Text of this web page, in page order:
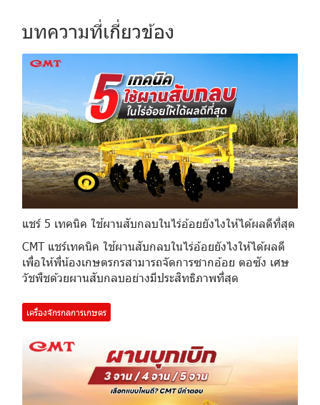
บทความที่เกี่ยวข้อง
แชร์ 5 เทคนิค ใช้ผานสับกลบในไร่อ้อยยังไงให้ได้ผลดีที่สุด
CMT แชร์เทคนิค ใช้ผานสับกลบในไร่อ้อยยังไงให้ได้ผลดี
เพื่อให้พี่น้องเกษตรกรสามารถจัดการซากอ้อย ตอซัง เศษ
วัชพืชด้วยผานสับกลบอย่างมีประสิทธิภาพที่สุด
เครื่องจักรกลการเกษตร